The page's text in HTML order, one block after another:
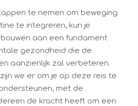
te nemen om beweging
te integreren, kun je
aan een fundament
gezondheid die de
aanzienlijk zal verbeteren.
we er om je op deze reis te
met de
de kracht heeft om een